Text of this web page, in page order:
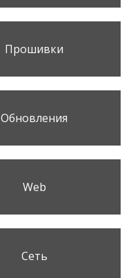
Прошивки
Обновления
Web
Сеть